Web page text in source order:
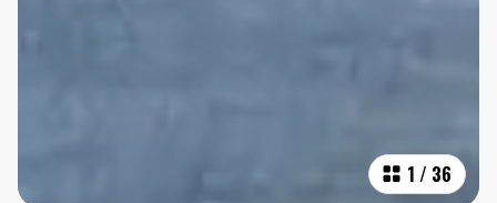
1 / 36